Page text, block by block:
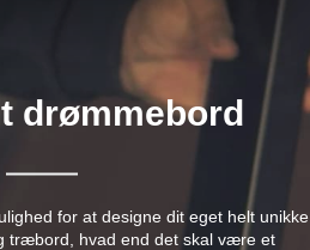
drømmebord
for at designe dit eget helt unikke
træbord, hvad end det skal være et